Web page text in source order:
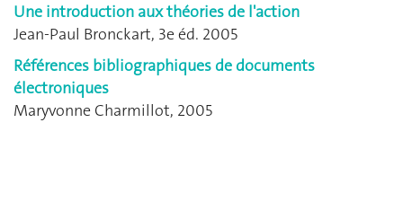
Une introduction aux théories de l'action
Jean-Paul Bronckart, 3e éd. 2005
Références bibliographiques de documents
électroniques
Maryvonne Charmillot, 2005